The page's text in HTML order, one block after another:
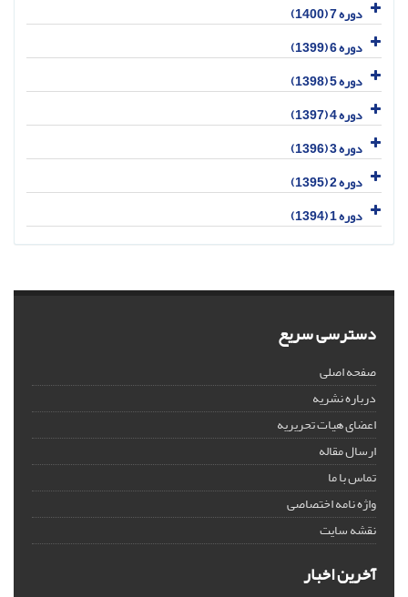
دوره 7 (1400)
دوره 6 (1399)
دوره 5 (1398)
دوره 4 (1397)
دوره 3 (1396)
دوره 2 (1395)
دوره 1 (1394)
دسترسی سریع
صفحه اصلی
درباره نشریه
اعضای هیات تحریریه
ارسال مقاله
تماس با ما
واژه نامه اختصاصی
نقشه سایت
آخرین اخبار